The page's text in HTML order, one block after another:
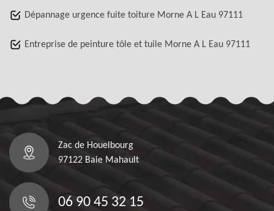
Dépannage urgence fuite toiture Morne A L Eau 97111
Entreprise de peinture tôle et tuile Morne A L Eau 97111
Zac de Houelbourg
97122 Baie Mahault
06 90 45 32 15